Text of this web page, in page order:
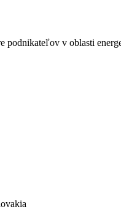
podnikateľov v oblasti